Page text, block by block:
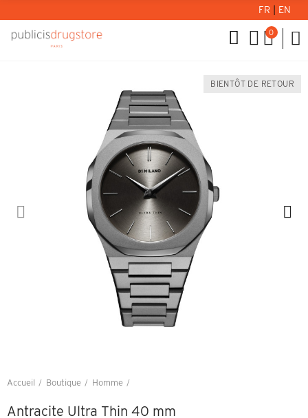
FR EN
0
BIENTÔT DE RETOUR
Accueil Boutique Homme
Antracite Ultra Thin 40 mm